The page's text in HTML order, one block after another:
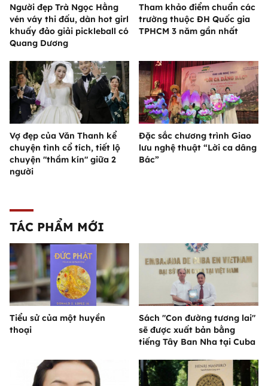
Người đẹp Trà Ngọc Hằng
vén váy thi đấu, dàn hot girl
khuấy đảo giải pickleball có
Quang Dương
Tham khảo điểm chuẩn các
trường thuộc ĐH Quốc gia
TPHCM 3 năm gần nhất
Vợ đẹp của Văn Thanh kể
chuyện tình cổ tích, tiết lộ
chuyện "thầm kín" giữa 2
người
Đặc sắc chương trình Giao
lưu nghệ thuật “Lời ca dâng
Bác”
TÁC PHẨM MỚI
Tiểu sử của một huyền
thoại
Sách "Con đường tương lai"
sẽ được xuất bản bằng
tiếng Tây Ban Nha tại Cuba